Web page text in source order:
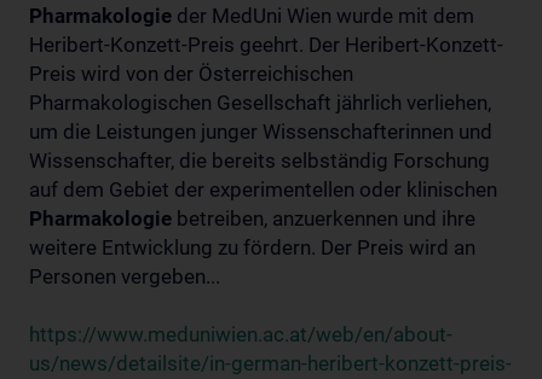
Pharmakologie der MedUni Wien wurde mit dem
Heribert-Konzett-Preis geehrt. Der Heribert-Konzett-
Preis wird von der Österreichischen
Pharmakologischen Gesellschaft jährlich verliehen,
um die Leistungen junger Wissenschafterinnen und
Wissenschafter, die bereits selbständig Forschung
auf dem Gebiet der experimentellen oder klinischen
Pharmakologie betreiben, anzuerkennen und ihre
weitere Entwicklung zu fördern. Der Preis wird an
Personen vergeben...
https://www.meduniwien.ac.at/web/en/about-
us/news/detailsite/in-german-heribert-konzett-preis-